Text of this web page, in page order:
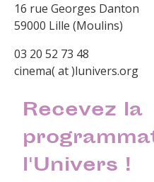
16 rue Georges Danton
59000 Lille (Moulins)
03 20 52 73 48
cinema( at )lunivers.org
Recevez la
l'Univers !